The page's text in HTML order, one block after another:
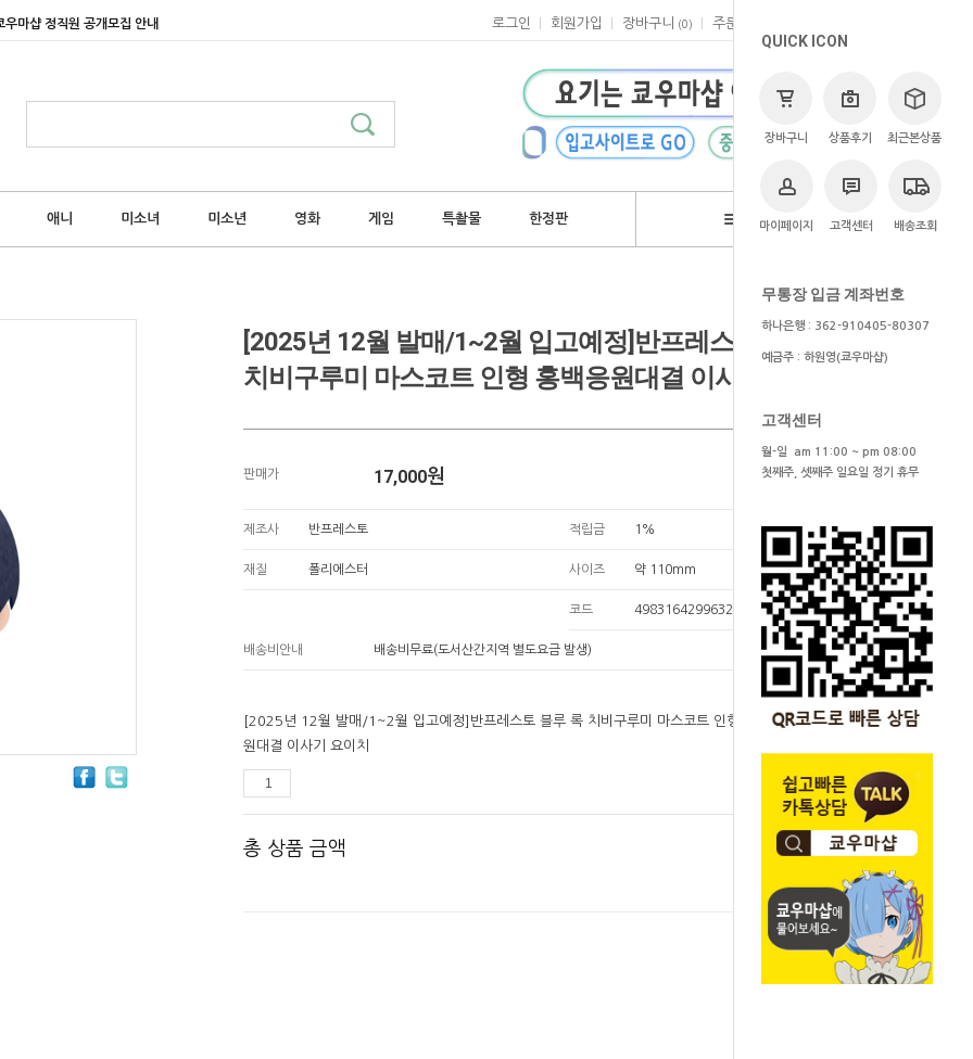
우마샵 정직원 공개모집 안내 로그인 회원가입 장바구니 (0 ) 주문
애니 미소녀 미소년 영화 게임 특촬물 한정판 브랜드
QUICK ICON
장바구니 상품후기 최근본상품
마이페이지 고객센터 배송조회
무통장 입금 계좌번호
하나은행 : 362-910405-80307
예금주 : 하원영(쿄우마샵)
고객센터
월-일 am 11:00 ~ pm 08:00
첫째주, 셋째주 일요일 정기 휴무
> 쿄우마 > 예약상품
[2025년 12월 발매/1~2월 입고예정]반프레스토 블루 록
치비구루미 마스코트 인형 홍백응원대결 이사기 요이치
판매가 17,000원
제조사 반프레스토 적립금 1%
재질 폴리에스터 사이즈 약 110mm
코드 4983164299632
배송비안내 배송비무료(도서산간지역 별도요금 발생)
[2025년 12월 발매/1~2월 입고예정]반프레스토 블루 록 치비구루미 마스코트 인형 홍백응
원대결 이사기 요이치
17,000원
총 상품 금액 17,000원
SOLD OUT